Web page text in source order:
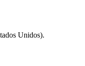
Unidos).